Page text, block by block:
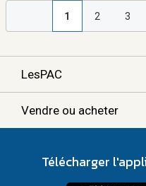
1 2 3
LesPAC
Vendre ou acheter
Télécharger